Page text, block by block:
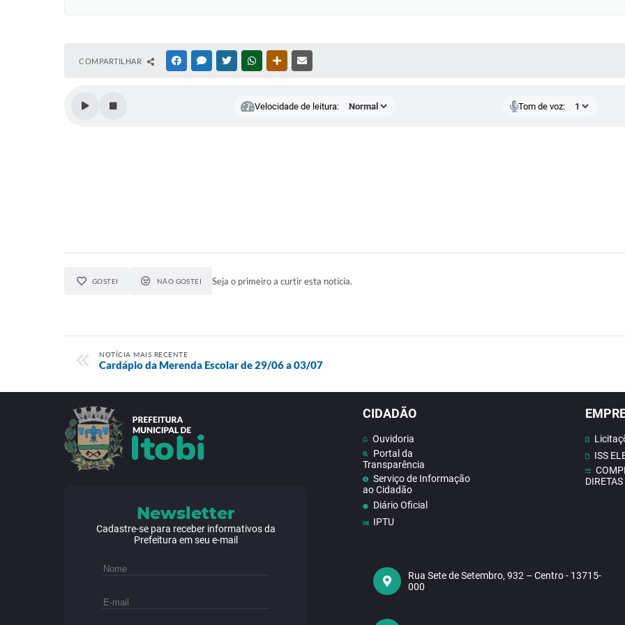
COMPARTILHAR FACEBOOKMESSENGER
TWITTERWHATSAPPOUTRAS MÍDIAS
Velocidade de leitura: Tom de voz:
GOSTEI NÃO GOSTEI Seja o primeiro a curtir esta notícia.
NOTÍCIA MAIS RECENTE
Cardápio da Merenda Escolar de 29/06 a 03/07
CIDADÃO
Ouvidoria
Portal da
Transparência
Serviço de Informação
ao Cidadão
Diário Oficial
IPTU
Concursos
Contas publicas
ISS
DIRETAS
Rua Sete de Setembro, 932 – Centro - 13715-
000
Newsletter
Cadastre-se para receber informativos da
Prefeitura em seu e-mail